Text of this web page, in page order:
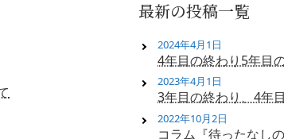
最新の投稿一覧
4年目の終わり5年目
2024年4月1日
3年目の終わり、4年
2023年4月1日
コラム『待ったなし
2022年10月2日